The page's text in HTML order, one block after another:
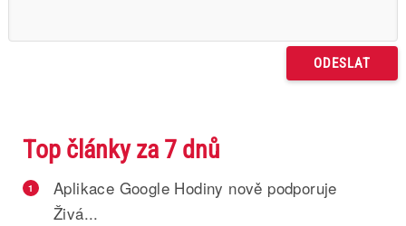
Top články za 7 dnů
1
Aplikace Google Hodiny nově podporuje
Živá...